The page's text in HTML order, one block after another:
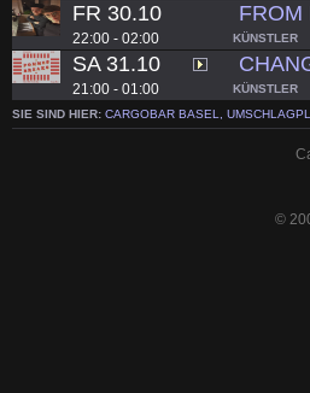
FR 30.10
22:00 - 02:00
FROM
KÜNSTLER
SA 31.10
21:00 - 01:00 KÜNSTLER
SIE SIND HIER: CARGOBAR BASEL,
©